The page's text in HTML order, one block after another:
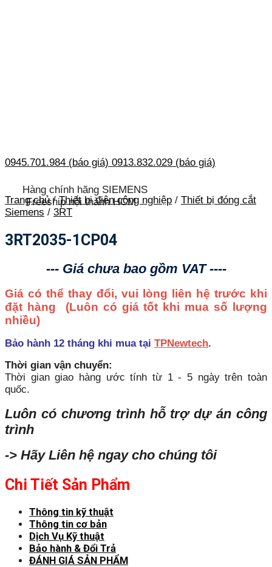
0945.701.984 (báo giá) 0913.832.029 (báo giá)
Hàng chính hãng SIEMENS
Freeship nội thành HCM
Trang chủ / Thiết bị điện công nghiệp / Thiết bị đóng cắt
Siemens / 3RT
3RT2035-1CP04
--- Giá chưa bao gồm VAT ----
Giá có thể thay đổi, vui lòng liên hệ trước khi
đặt hàng (Luôn có giá tốt khi mua số lượng
nhiều)
Bảo hành 12 tháng khi mua tại TPNewtech.
Thời gian vận chuyển:
Thời gian giao hàng ước tính từ 1 - 5 ngày trên toàn
quốc.
Luôn có chương trình hỗ trợ dự án công
trình
-> Hãy Liên hệ ngay cho chúng tôi
Chi Tiết Sản Phẩm
Thông tin kỹ thuật
Thông tin cơ bản
Dịch Vụ Kỹ thuật
Bảo hành & Đổi Trả
ĐÁNH GIÁ SẢN PHẨM